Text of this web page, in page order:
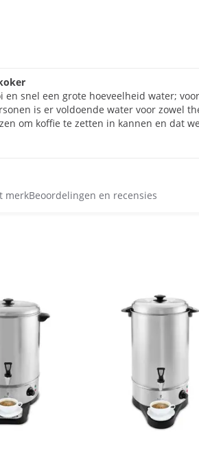
en snel een grote hoeveelheid water; voor
is er voldoende water voor zowel
om koffie te zetten in kannen en dat
merkBeoordelingen en recensies